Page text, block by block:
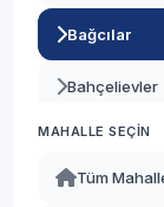
Bağcılar
Bahçelievler
Bakırköy
Başakşehir
MAHALLE SEÇIN
Tüm